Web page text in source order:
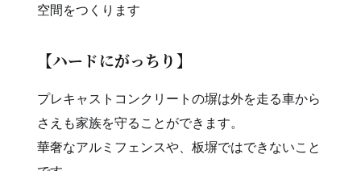
空間をつくります
【ハードにがっちり】
プレキャストコンクリートの塀は外を走る車から
さえも家族を守ることができます。
華奢なアルミフェンスや、板塀ではできないこと